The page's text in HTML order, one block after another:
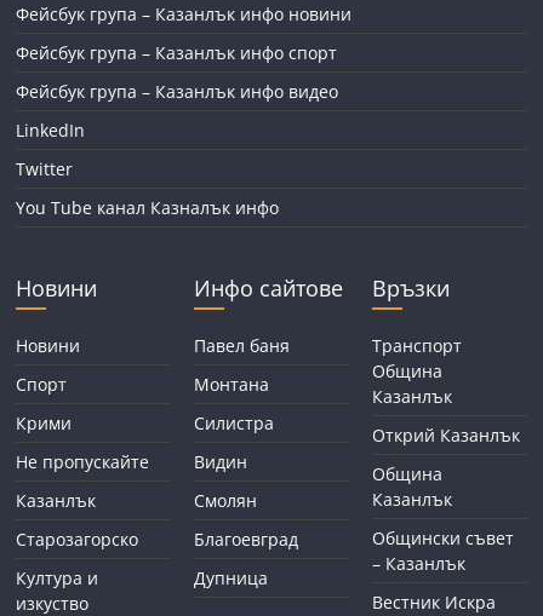
Фейсбук група – Казанлък инфо новини
Фейсбук група – Казанлък инфо спорт
Фейсбук група – Казанлък инфо видео
LinkedIn
Twitter
You Tube канал Казналък инфо
Новини
Новини
Спорт
Крими
Не пропускайте
Казанлък
Старозагорско
Култура и
изкуство
Инфо сайтове
Павел баня
Монтана
Силистра
Видин
Смолян
Благоевград
Дупница
Връзки
Транспорт
Община
Казанлък
Открий Казанлък
Община
Казанлък
Общински съвет
– Казанлък
Вестник Искра